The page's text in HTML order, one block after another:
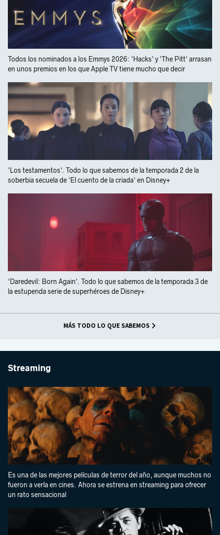
Todos los nominados a los Emmys 2026: 'Hacks' y 'The Pitt' arrasan
en unos premios en los que Apple TV tiene mucho que decir
'Los testamentos'. Todo lo que sabemos de la temporada 2 de la
soberbia secuela de 'El cuento de la criada' en Disney+
'Daredevil: Born Again'. Todo lo que sabemos de la temporada 3 de
la estupenda serie de superhéroes de Disney+
MÁS TODO LO QUE SABEMOS
Streaming
Es una de las mejores películas de terror del año, aunque muchos no
fueron a verla en cines. Ahora se estrena en streaming para ofrecer
un rato sensacional